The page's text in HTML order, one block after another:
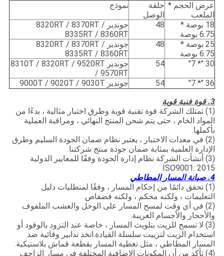
عرض الحجم *
الملعب
حلقة
الوصل
نموذج
18 بوصة *
6.75 بوصة
48
جوندير 8320RT / 8370RT /
8335RT / 8360RT
25 بوصة *
6.75 بوصة
48
جوندير 8320RT / 8370RT /
8335RT / 8360RT
30 "* 7"
54
جوندير 8310T / 8320RT / 9520RT
/ 9570RT
36 "* 7"
54
جوندير 9000T / 9020T / 9030T
3. قوة فنية قوية
(1) تمتلك الشركة قوة تقنية قوية وطرق اختبار مثالية ، بدءًا من
المواد الخام ، حتى يتم شحن المنتج النهائي ، ومراقبة العملية
بأكملها.
(2) في معدات الاختبار ، يعتبر نظام ضمان الجودة السليم وطرق
الإدارة العلمية بمثابة ضمان جودة منتج شركتنا.
(3) أنشأت الشركة نظام إدارة الجودة وفقًا للمعايير الدولية
ISO9001: 2015.
4. صيانة المسار المطاطي
(1) تحقق دائمًا من إحكام المسار ، وفقًا لمتطلبات دليل
التعليمات ، ولكنه محكم ، ولكنه فضفاض.
(2) في أي وقت لمسح المسار على الوحل والعشب الملفوف
والأحجار والأجسام الغريبة.
(3) لا تسمح للزيت بتلويث المسار ، خاصة عند التزود بالوقود أو
استخدام الزيت لتزييت سلسلة القيادة.اتخذ تدابير وقائية ضد
المسار المطاطي ، مثل تغطية المسار بقطعة قماش بلاستيكية.
(4) تأكد من أن المكونات الإضافية المختلفة في مسار الزاحف